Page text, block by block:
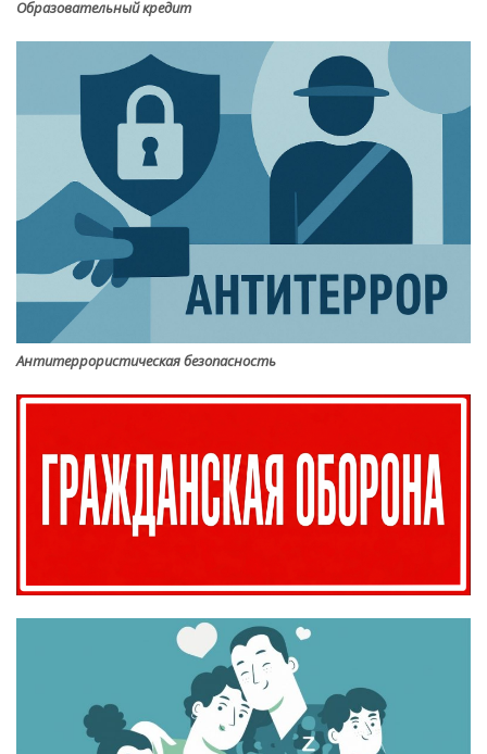
Образовательный кредит
Антитеррористическая безопасность